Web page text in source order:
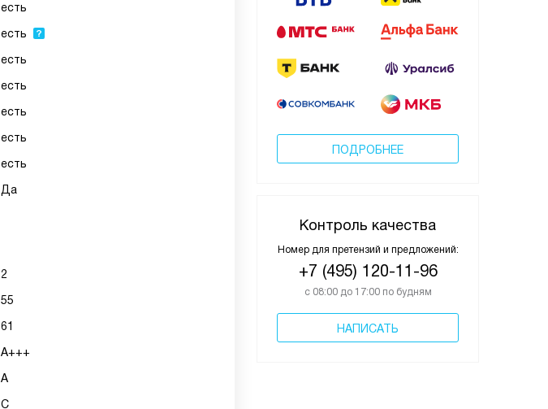
ПОДРОБНЕЕ
Контроль качества
Номер для претензий и предложений:
+7 (495) 120-11-96
с 08:00 до 17:00 по будням
НАПИСАТЬ
есть
есть
есть
есть
есть
есть
есть
Да
2
55
61
A+++
A
C